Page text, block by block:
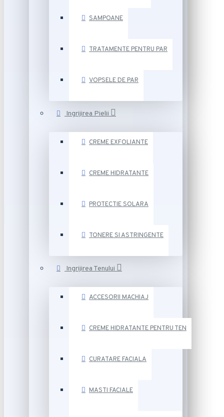
SAMPOANE
TRATAMENTE PENTRU PAR
VOPSELE DE PAR
Ingrijirea Pielii
CREME EXFOLIANTE
CREME HIDRATANTE
PROTECTIE SOLARA
TONERE SI ASTRINGENTE
Ingrijirea Tenului
ACCESORII MACHIAJ
CREME HIDRATANTE PENTRU TEN
CURATARE FACIALA
MASTI FACIALE